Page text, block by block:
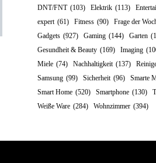
DNT/FNT (103) Elektrik (113)
expert (61) Fitness (90) Frage der
Gadgets (927) Gaming (144) Garten
Gesundheit & Beauty (169) Imaging
Miele (74) Nachhaltigkeit (137)
Samsung (99) Sicherheit (96) Smarte
Smart Home (520) Smartphone (130)
Weiße Ware (284) Wohnzimmer (394)